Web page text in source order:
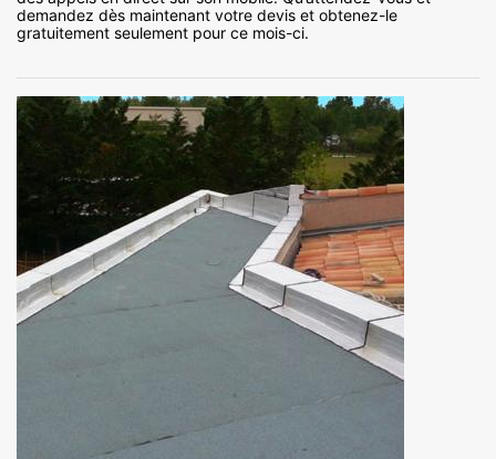
demandez dès maintenant votre devis et obtenez-le
gratuitement seulement pour ce mois-ci.